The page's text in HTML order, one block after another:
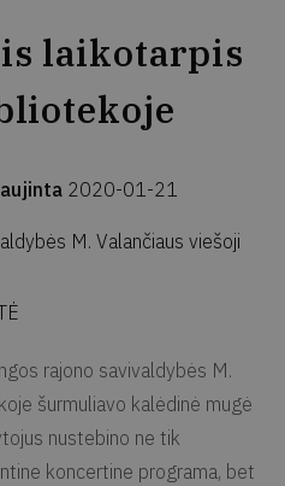
laikotarpis
2020-01-21
M. Valančiaus viešoji
rajono savivaldybės M.
šurmuliavo kalėdinė mugė
nustebino ne tik
koncertine programa, bet